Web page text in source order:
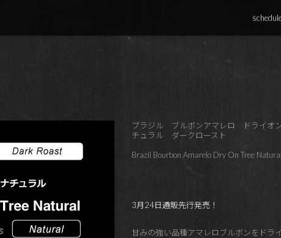
ブラジル ブルボンアマレロ ドライオ
チュラル ダークロースト
Brazil Bourbon Amarelo Dry On Tree
3月24日通販先行発売！
甘みの強い品種アマレロブルボンをドラ